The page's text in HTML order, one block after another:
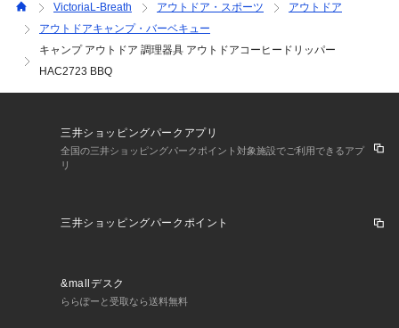
商品の色味が若干異なる場合があります。
※掲載の価格・製品のパッケージ・デザイン・仕様について、
予告なく変更することがあります。あらかじめご了承くださ
い。モンターナ Montagna エルブレス ヴィクトリア ビクトリ
VictoriaL-Breath アウトドア・スポーツ
アウトドア
アウトドアキャンプ・バーベキュー
キャンプ アウトドア 調理器具 アウトドアコーヒードリッパー
HAC2723 BBQ
三井ショッピングパークアプリ
全国の三井ショッピングパークポイント対象施設でご利用できるアプ
リ
三井ショッピングパークポイント
&mallデスク
ららぽーと受取なら送料無料